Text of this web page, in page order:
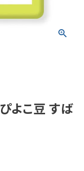
よこ豆 すば